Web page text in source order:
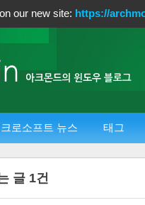
our new site: https://
로소프트 뉴스 태그
글 1건